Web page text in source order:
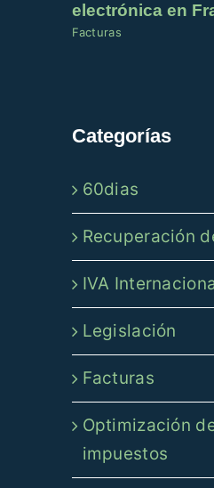
electrónica en
Facturas
Categorías
60dias
Recuperación
IVA
Legislación
Facturas
Optimización
impuestos